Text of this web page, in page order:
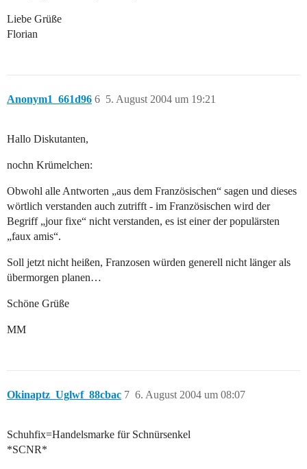
Liebe Grüße
Florian
Anonym1_661d96 5. August 2004 um 19:21
6
Hallo Diskutanten,
nochn Krümelchen:
Obwohl alle Antworten „aus dem Französischen“ sagen und dieses
wörtlich verstanden auch zutrifft - im Französischen wird der
Begriff „jour fixe“ nicht verstanden, es ist einer der populärsten
„faux amis“.
Soll jetzt nicht heißen, Franzosen würden generell nicht länger als
übermorgen planen…
Schöne Grüße
MM
Okinaptz_Uglwf_88cbac 6. August 2004 um 08:07
7
Schuhfix=Handelsmarke für Schnürsenkel
*SCNR*